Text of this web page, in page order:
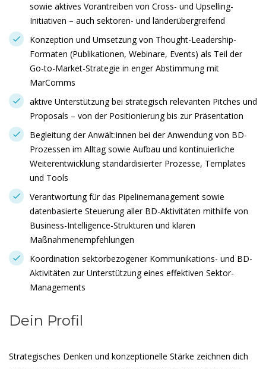
sowie aktives Vorantreiben von Cross- und Upselling-
Initiativen – auch sektoren- und länderübergreifend
Konzeption und Umsetzung von Thought-Leadership-
Formaten (Publikationen, Webinare, Events) als Teil der
Go-to-Market-Strategie in enger Abstimmung mit
MarComms
aktive Unterstützung bei strategisch relevanten Pitches und
Proposals – von der Positionierung bis zur Präsentation
Begleitung der Anwält:innen bei der Anwendung von BD-
Prozessen im Alltag sowie Aufbau und kontinuierliche
Weiterentwicklung standardisierter Prozesse, Templates
und Tools
Verantwortung für das Pipelinemanagement sowie
datenbasierte Steuerung aller BD-Aktivitäten mithilfe von
Business-Intelligence-Strukturen und klaren
Maßnahmenempfehlungen
Koordination sektorbezogener Kommunikations- und BD-
Aktivitäten zur Unterstützung eines effektiven Sektor-
Managements
Dein Profil
Strategisches Denken und konzeptionelle Stärke zeichnen dich